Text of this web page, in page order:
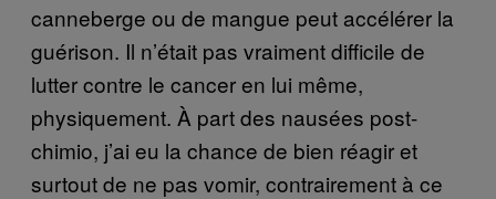
canneberge ou de mangue peut accélérer la
guérison. Il n’était pas vraiment difficile de
lutter contre le cancer en lui même,
physiquement. À part des nausées post-
chimio, j’ai eu la chance de bien réagir et
surtout de ne pas vomir, contrairement à ce